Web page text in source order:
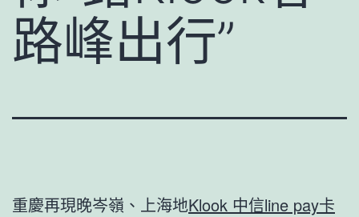
路峰出行”
重慶再現晚岑嶺、上海地Klook 中信line pay卡